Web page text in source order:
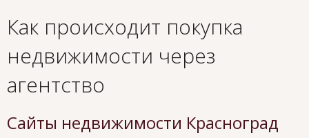
Как происходит покупка
недвижимости через
агентство
Сайты недвижимости Красноград